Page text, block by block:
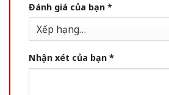
Đánh giá của bạn *
Nhận xét của bạn *